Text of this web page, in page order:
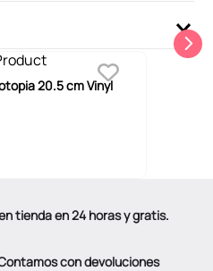
20.5 cm Vinyl
tienda en 24 horas y gratis.
con devoluciones